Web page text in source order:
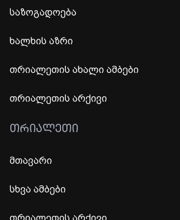
საზოგადოება
ხალხის აზრი
თრიალეთის ახალი ამბები
თრიალეთის არქივი
ᲗᲠᲘᲐᲚᲔᲗᲘ
მთავარი
სხვა ამბები